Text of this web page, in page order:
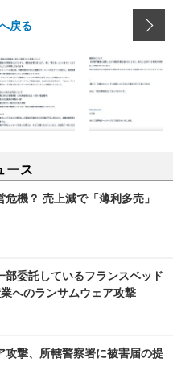
戻る
ース
機？ 売上減で「薄利多売」
委託しているフランスベッド
へのランサムウェア攻撃
撃、所轄警察署に被害届の提